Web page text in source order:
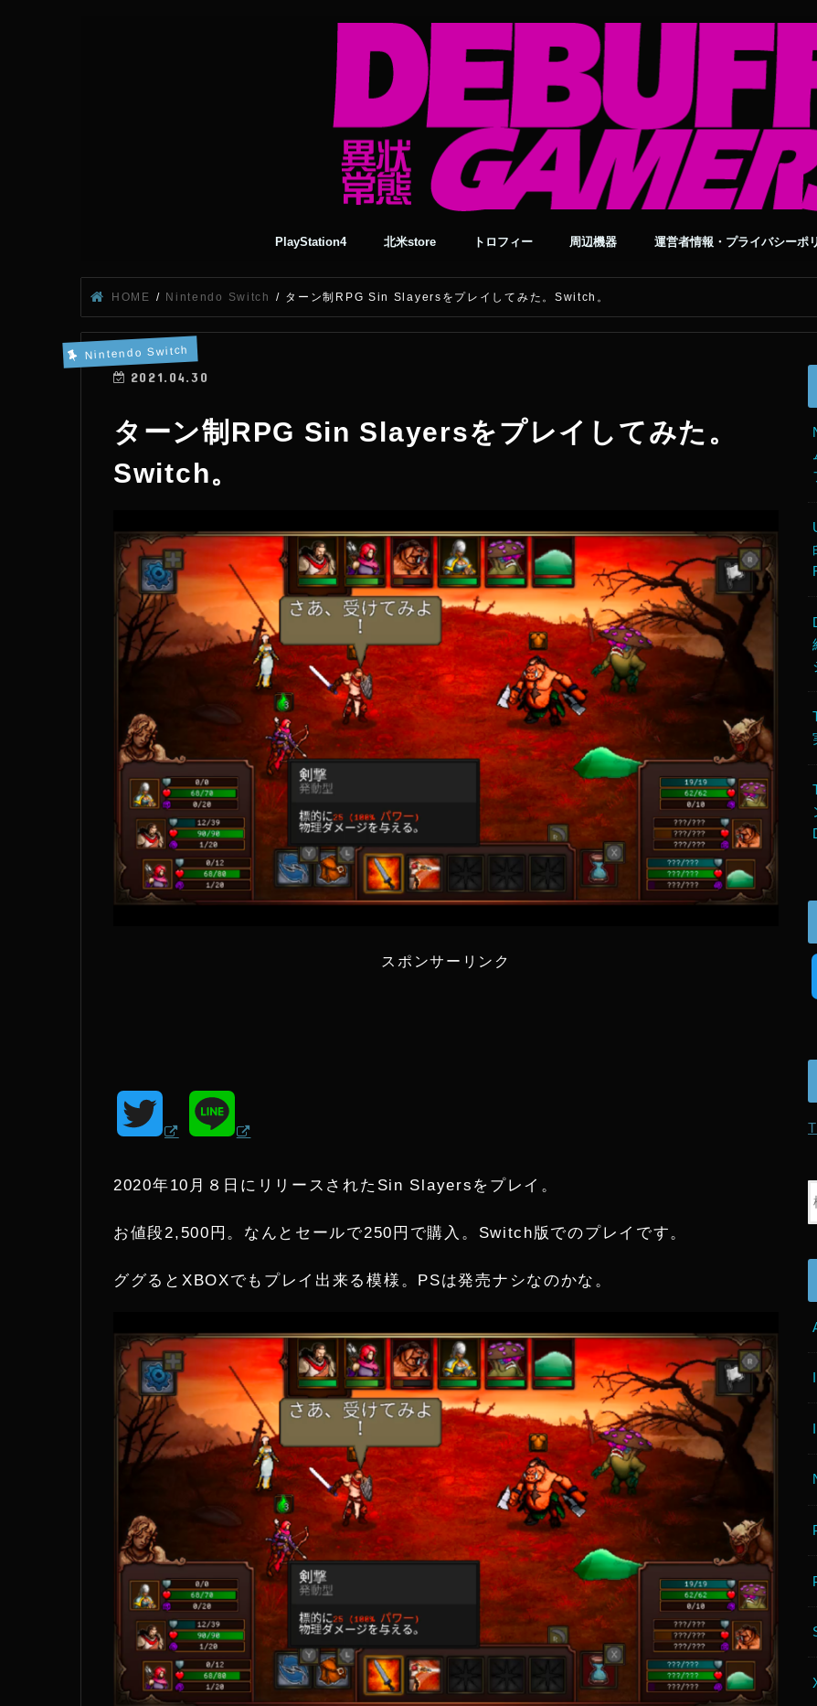
PlayStation4 北米store トロフィー 周辺機器 運営者情報・プライバシーポ
HOME Nintendo Switch ターン制RPG Sin Slayersをプレイしてみた。Switch。
Nintendo Switch
2021.04.30
ターン制RPG Sin Slayersをプレイしてみた。
Switch。
スポンサーリンク
e
r
2020年10月８日にリリースされたSin Slayersをプレイ。
お値段2,500円。なんとセールで250円で購入。Switch版でのプレイです。
ググるとXBOXでもプレイ出来る模様。PSは発売ナシなのかな。